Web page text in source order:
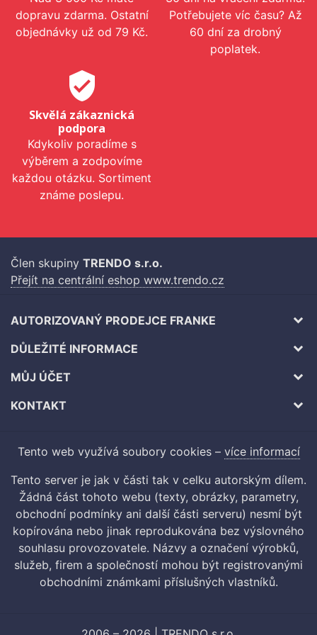
dopravu zdarma. Ostatní
objednávky už od 79 Kč.
Potřebujete víc času? Až
60 dní za drobný
poplatek.
verified_user
Skvělá zákaznická
podpora
Kdykoliv poradíme s
výběrem a zodpovíme
každou otázku. Sortiment
známe poslepu.
Člen skupiny TRENDO s.r.o.
Přejít na centrální eshop www.trendo.cz
AUTORIZOVANÝ PRODEJCE FRANKE
DŮLEŽITÉ INFORMACE
MŮJ ÚČET
KONTAKT
Tento web využívá soubory cookies – více informací
Tento server je jak v části tak v celku autorským dílem.
Žádná část tohoto webu (texty, obrázky, parametry,
obchodní podmínky ani další části serveru) nesmí být
kopírována nebo jinak reprodukována bez výslovného
souhlasu provozovatele. Názvy a označení výrobků,
služeb, firem a společností mohou být registrovanými
obchodními známkami příslušných vlastníků.